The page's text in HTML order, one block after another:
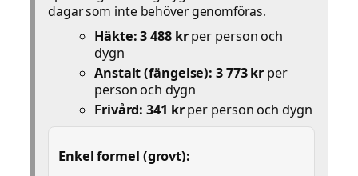
dagar som inte behöver genomföras.
Häkte:3 488 krper person och
dygn
Anstalt (fängelse): 3 773 kr per
person och dygn
Frivård: 341 krper person och dygn
Enkel formel (grovt):